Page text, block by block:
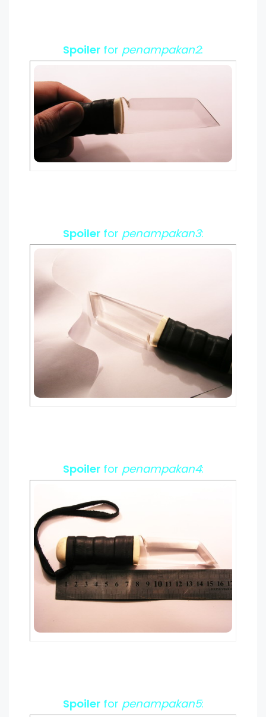
Spoiler for penampakan2:
Spoilerfor penampakan3:
Spoilerfor penampakan4:
Spoilerfor penampakan5: